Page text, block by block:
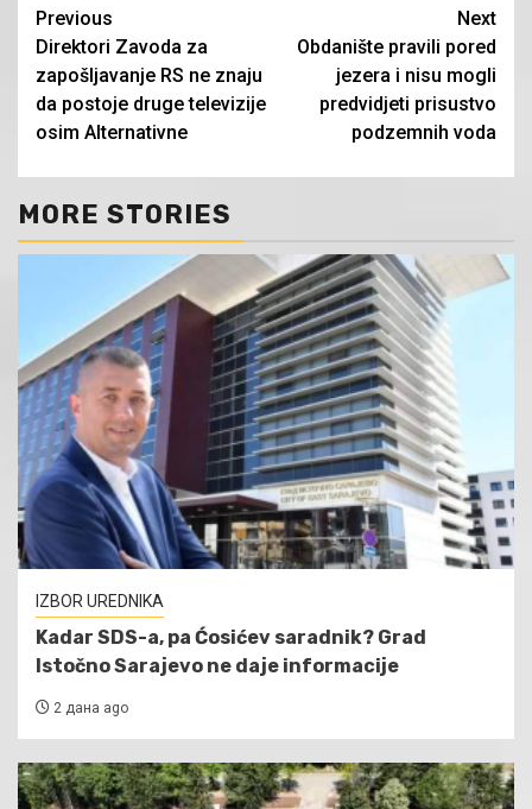
Continue
Reading
Previous
Direktori Zavoda za
zapošljavanje RS ne znaju
da postoje druge televizije
osim Alternativne
Next
Obdanište pravili pored
jezera i nisu mogli
predvidjeti prisustvo
podzemnih voda
MORE STORIES
IZBOR UREDNIKA
Kadar SDS-a, pa Ćosićev saradnik? Grad
Istočno Sarajevo ne daje informacije
2 дана ago